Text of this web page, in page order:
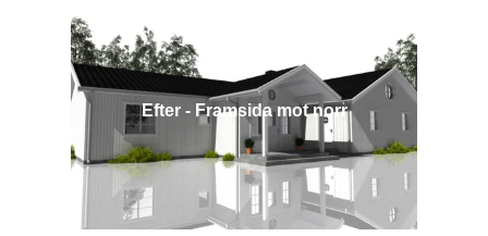
Efter - Framsida mot norr